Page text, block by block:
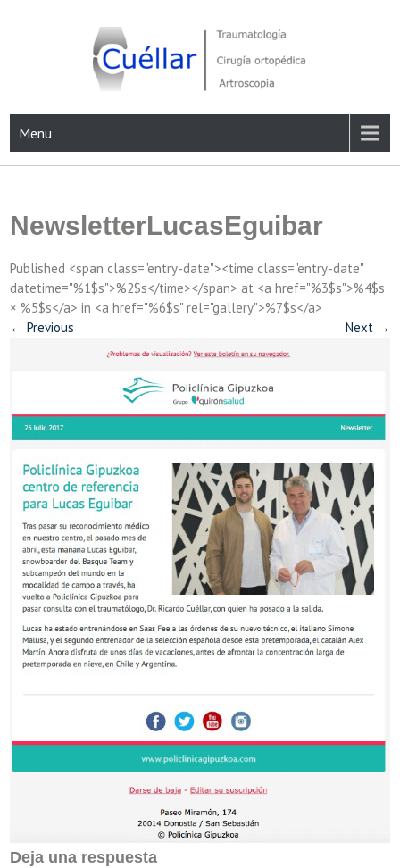
Menu
NewsletterLucasEguibar
Published <span class="entry-date"><time class="entry-date"
datetime="%1$s">%2$s</time></span> at <a href="%3$s">%4$s
× %5$s</a> in <a href="%6$s" rel="gallery">%7$s</a>
← Previous Next →
Deja una respuesta